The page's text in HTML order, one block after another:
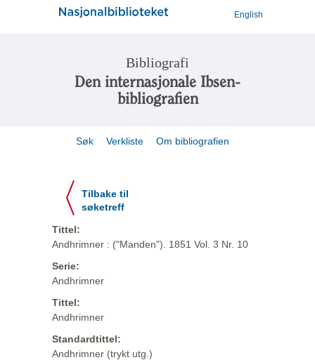
English
Bibliografi
Den internasjonale Ibsen-
bibliografien
Søk Verkliste Om bibliografien
Tilbake til
søketreff
Tittel:
Andhrimner : ("Manden"). 1851 Vol. 3 Nr. 10
Serie:
Andhrimner
Tittel:
Andhrimner
Standardtittel:
Andhrimner (trykt utg.)